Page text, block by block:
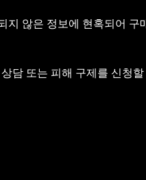
지 않은 정보에 현혹되어
담 또는 피해 구제를 신청